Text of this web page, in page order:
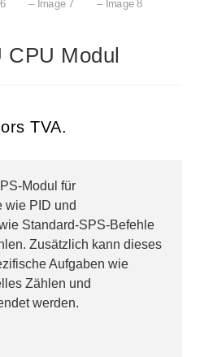
CPU Modul
TVA.
Modul für
wie PID und
Standard-SPS-Befehle
Zusätzlich kann dieses
Aufgaben wie
Zählen und
werden.